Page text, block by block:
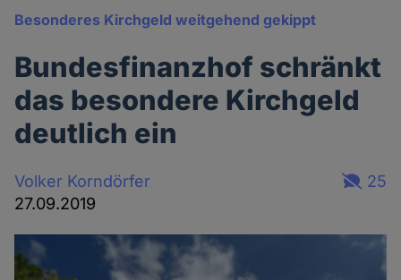
Besonderes Kirchgeld weitgehend gekippt
Bundesfinanzhof schränkt
das besondere Kirchgeld
deutlich ein
Volker Korndörfer
27.09.2019
25